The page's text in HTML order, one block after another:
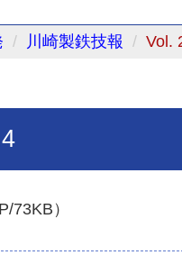
川崎製鉄技報 Vol.
73KB）